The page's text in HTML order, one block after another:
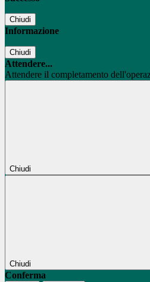
Chiudi
Informazione
Chiudi
Attendere...
Attendere il completamento
Chiudi
Chiudi
Conferma